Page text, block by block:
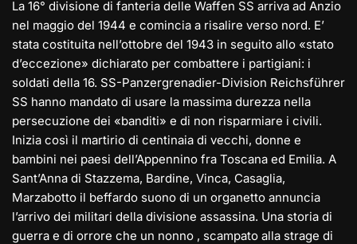
La 16° divisione di fanteria delle Waffen SS arriva ad Anzio
nel maggio del 1944 e comincia a risalire verso nord. E’
stata costituita nell’ottobre del 1943 in seguito allo «stato
d’eccezione» dichiarato per combattere i partigiani: i
soldati della 16. SS-Panzergrenadier-Division Reichsführer
SS hanno mandato di usare la massima durezza nella
persecuzione dei «banditi» e di non risparmiare i civili.
Inizia così il martirio di centinaia di vecchi, donne e
bambini nei paesi dell’Appennino fra Toscana ed Emilia. A
Sant’Anna di Stazzema, Bardine, Vinca, Casaglia,
Marzabotto il beffardo suono di un organetto annuncia
l’arrivo dei militari della divisione assassina. Una storia di
guerra e di orrore che un nonno , scampato alla strage di